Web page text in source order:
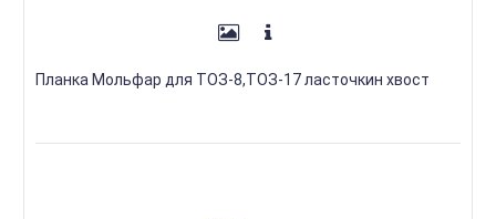
Планка Мольфар для ТОЗ-8,ТОЗ-17 ласточкин хвост